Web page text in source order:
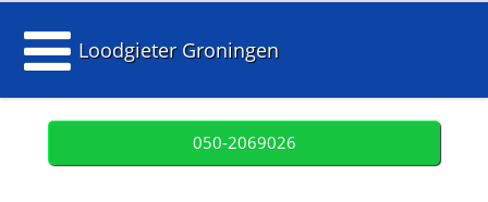
Loodgieter Groningen
050-2069026